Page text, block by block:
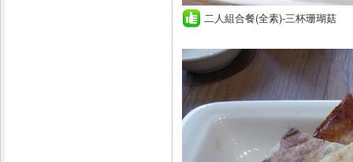
二人組合餐(全素)-三杯珊瑚菇